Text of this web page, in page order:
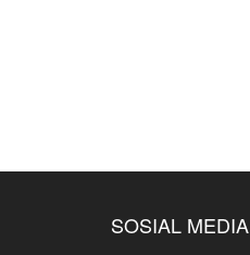
SOSIAL MEDIA